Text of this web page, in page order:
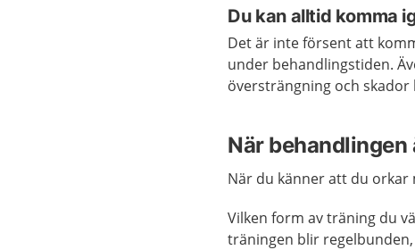
Du kan alltid komma
Det är inte försent att
under behandlingstiden.
översträngning och
När behandlingen
När du känner att du orkar
Vilken form av träning du
träningen blir